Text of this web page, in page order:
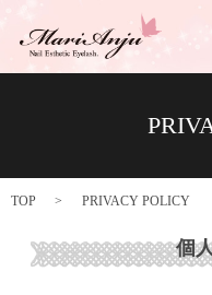
TOP PRIVACY POLICY
個